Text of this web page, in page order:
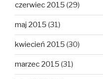
czerwiec 2015 (29)
maj 2015 (31)
kwiecień 2015 (30)
marzec 2015 (31)